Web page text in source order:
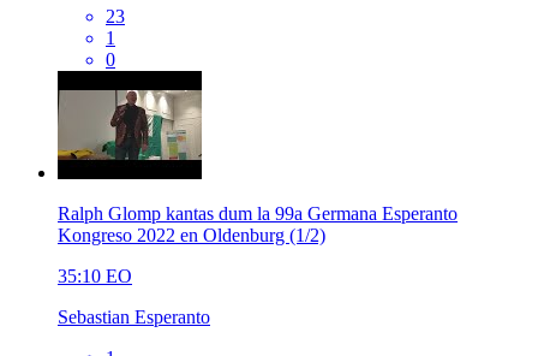
23
1
0
Ralph Glomp kantas dum la 99a Germana Esperanto
Kongreso 2022 en Oldenburg (1/2)
35:10 EO
Sebastian Esperanto